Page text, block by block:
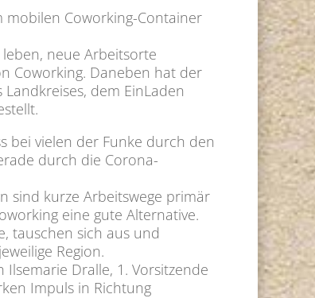
mobilen Coworking-Container
neue Arbeitsorte
Coworking. Daneben hat der
dem EinLaden
bei vielen der Funke durch den
durch die Corona-
sind kurze Arbeits­wege primär
eine gute Alternative.
tauschen sich aus und
Region.
Dralle, 1. Vorsitzende
Impuls in Richtung